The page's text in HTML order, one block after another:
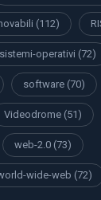
(112)
sistemi-operativi (72)
software (70)
Videodrome (51)
web-2.0 (73)
wide-web (72)